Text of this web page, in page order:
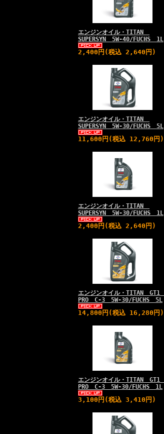
エンジンオイル・TITAN
SUPERSYN 5W-40/FUCHS 1L
2,400円(税込 2,640円)
エンジンオイル・TITAN
SUPERSYN 5W-30/FUCHS 5L
11,600円(税込 12,760円)
エンジンオイル・TITAN
SUPERSYN 5W-30/FUCHS 1L
2,400円(税込 2,640円)
エンジンオイル・TITAN GT1
PRO C-3 5W-30/FUCHS 5L
14,800円(税込 16,280円)
エンジンオイル・TITAN GT1
PRO C-3 5W-30/FUCHS 1L
3,100円(税込 3,410円)